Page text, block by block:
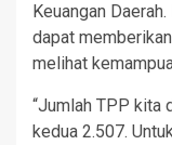
Keuangan
dapat
melihat
“Jumlah TPP kita
kedua 2.507.